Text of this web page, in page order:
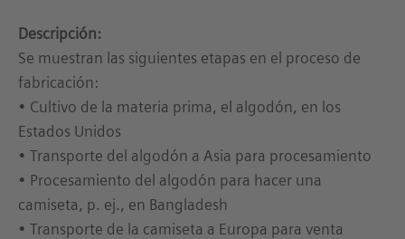
Descripción:
Se muestran las siguientes etapas en el proceso de
fabricación:
• Cultivo de la materia prima, el algodón, en los
Estados Unidos
• Transporte del algodón a Asia para procesamiento
• Procesamiento del algodón para hacer una
camiseta, p. ej., en Bangladesh
• Transporte de la camiseta a Europa para venta